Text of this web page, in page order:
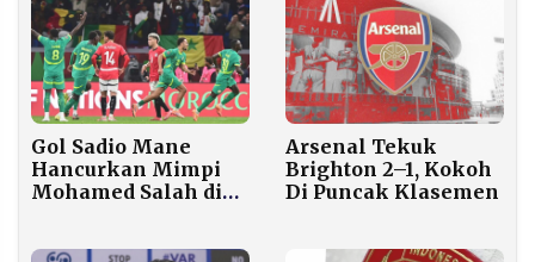
Gol Sadio Mane
Hancurkan Mimpi
Mohamed Salah di
Arsenal Tekuk
Brighton 2–1, Kokoh
Di Puncak Klasemen